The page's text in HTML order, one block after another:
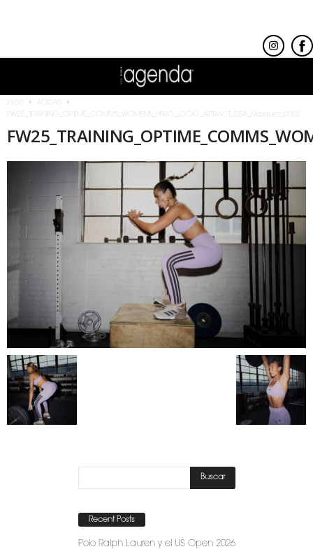
ADIDAS
FW25_TRAINING_OPTIME_COMMS_WOMENS_HERO_LOOK1_ATTRACT_ISSA_IVasquez_0055
Recent Posts
Polo Ralph Lauren y el US Open 2026